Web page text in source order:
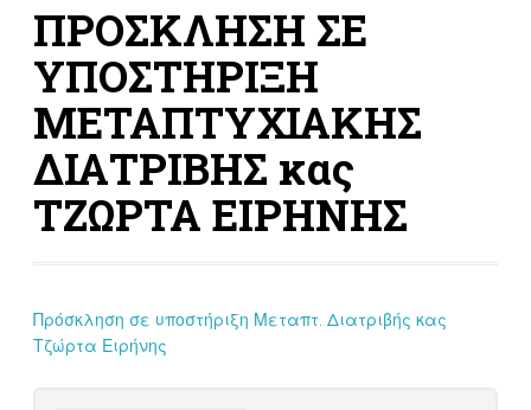
ΠΡΟΣΚΛΗΣΗ ΣΕ
ΥΠΟΣΤΗΡΙΞΗ
ΜΕΤΑΠΤΥΧΙΑΚΗΣ
ΔΙΑΤΡΙΒΗΣ κας
ΤΖΩΡΤΑ ΕΙΡΗΝΗΣ
Πρόσκληση σε υποστήριξη Μεταπτ. Διατριβής κας
Τζώρτα Ειρήνης